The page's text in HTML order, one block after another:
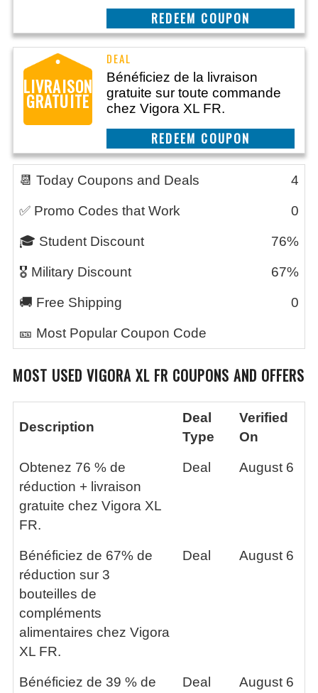
CLAIM THIS DEAL
LIVRAISON
GRATUITE
Bénéficiez de la livraison
gratuite sur toute commande
chez Vigora XL FR.
CLAIM THIS DEAL
📆 Today Coupons and Deals 4
✅ Promo Codes that Work 0
🎓 Student Discount 76%
🎖️ Military Discount 67%
🚚 Free Shipping 0
🎫 Most Popular Coupon Code
MOST USED VIGORA XL FR COUPONS AND OFFERS
Description
Deal
Type
Verified
On
Obtenez 76 % de
réduction + livraison
gratuite chez Vigora XL
FR.
Deal August 6
Bénéficiez de 67% de
réduction sur 3
bouteilles de
compléments
alimentaires chez Vigora
XL FR.
Deal August 6
Bénéficiez de 39 % de
Deal August 6